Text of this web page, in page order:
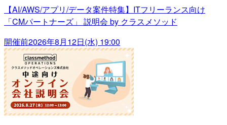
【AI/AWS/アプリ/データ案件特集】ITフリーランス向け
「CMパートナーズ」 説明会 by クラスメソッド
開催前2026年8月12日(水) 19:00